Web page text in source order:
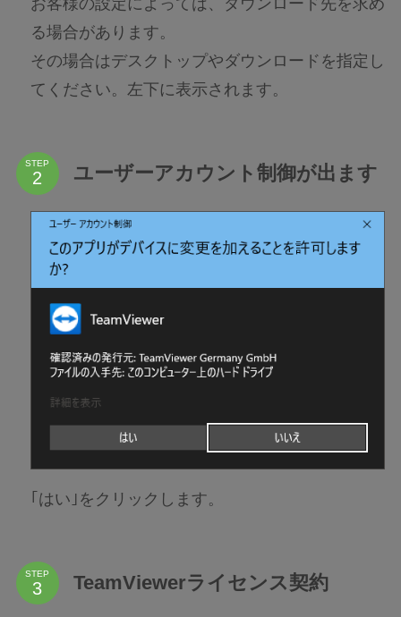
る場合があります。
その場合はデスクトップやダウンロードを指定し
てください。左下に表示されます。
STEP ユーザーアカウント制御が出ます
｢はい｣をクリックします。
STEP TeamViewerライセンス契約